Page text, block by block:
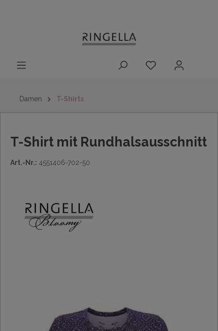
Damen T-Shirts
T-Shirt mit Rundhalsausschnitt
Art.-Nr.: 4551406-702-50